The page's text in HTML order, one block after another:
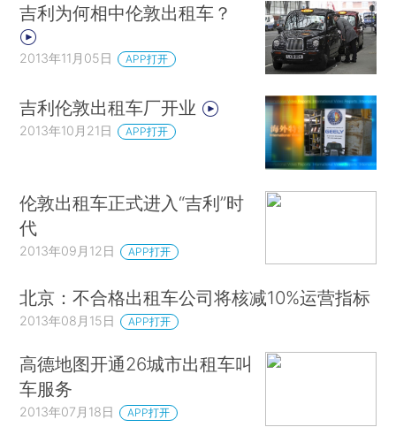
吉利为何相中伦敦出租车？
2013年11月05日 APP打开
吉利伦敦出租车厂开业
2013年10月21日 APP打开
伦敦出租车正式进入“吉利”时
代
2013年09月12日 APP打开
北京：不合格出租车公司将核减10%运营指标
2013年08月15日 APP打开
高德地图开通26城市出租车叫
车服务
2013年07月18日 APP打开